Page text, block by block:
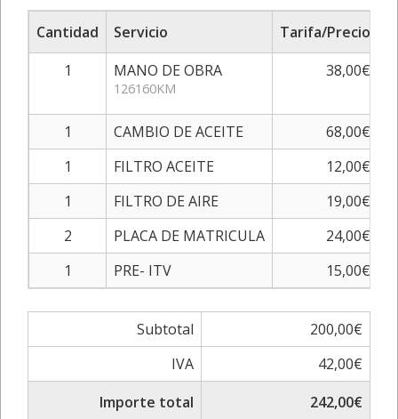
Cantidad Servicio Tarifa/Precio
1
MANO DE OBRA
126160KM
38,00€
1 CAMBIO DE ACEITE
68,00€
1
FILTRO ACEITE
12,00€
1
FILTRO DE AIRE
19,00€
2
PLACA DE MATRICULA
24,00€
1
PRE- ITV 15,00€
Subtotal
200,00€
IVA
42,00€
Importe total
242,00€